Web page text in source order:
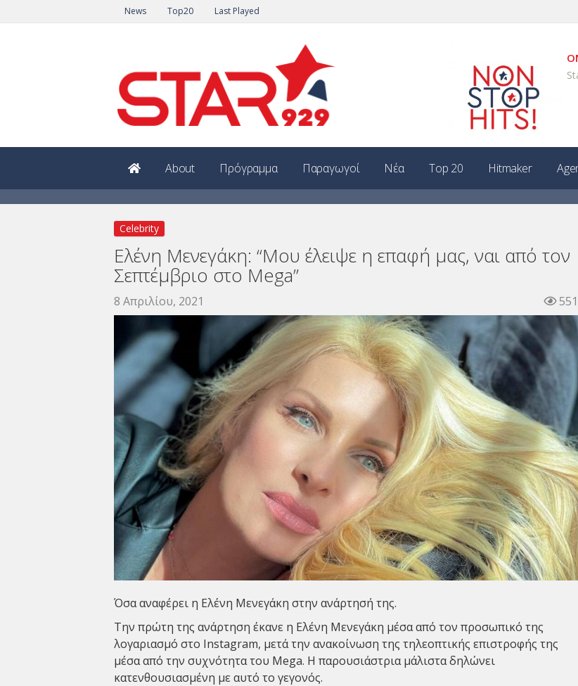
News Top20 Last Played
About Πρόγραμμα Παραγωγοί Νέα Top 20 Hitmaker
Celebrity
Ελένη Μενεγάκη: “Μου έλειψε η επαφή μας, ναι από τον
Σεπτέμβριο στο Mega”
8 Απριλίου, 2021 551
Όσα αναφέρει η Ελένη Μενεγάκη στην ανάρτησή της.
Την πρώτη της ανάρτηση έκανε η Ελένη Μενεγάκη μέσα από τον προσωπικό της
λογαριασμό στο Instagram, μετά την ανακoίνωση της τηλεοπτικής επιστροφής της
μέσα από την συχνότητα του Mega. Η παρουσιάστρια μάλιστα δηλώνει
κατενθουσιασμένη με αυτό το γεγονός.